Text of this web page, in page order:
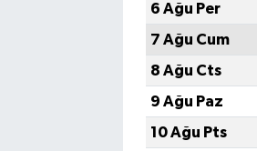
6 Ağu Per
7 Ağu Cum
8 Ağu Cts
9 Ağu Paz
10 Ağu Pts